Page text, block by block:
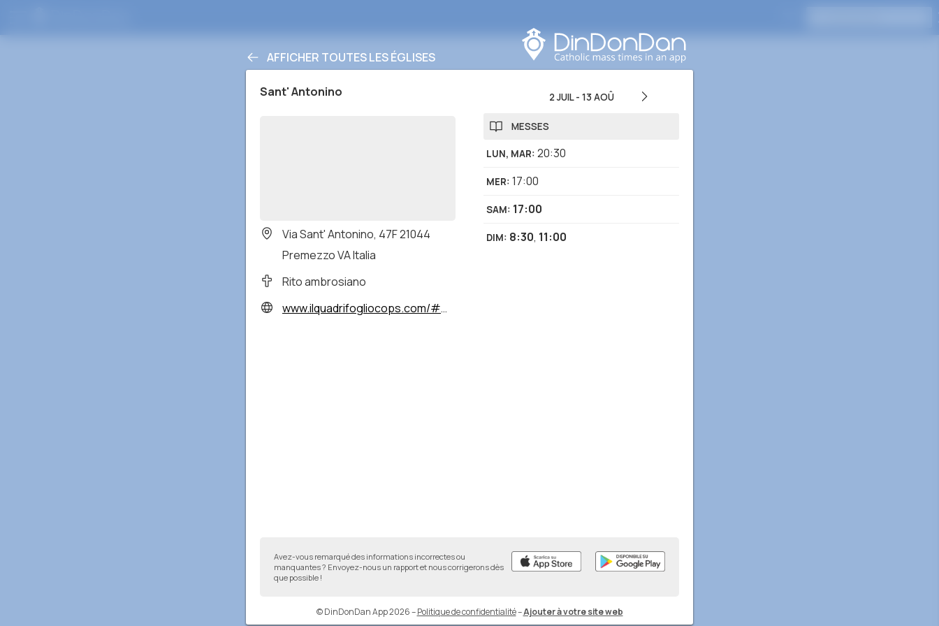
AFFICHER TOUTES LES ÉGLISES
Sant' Antonino
Via Sant' Antonino, 47F 21044
Premezzo VA Italia
Rito ambrosiano
www.ilquadrifogliocops.com/#gsc.tab=0
2 JUIL- 13 AOÛ
MESSES
LUN, MAR: 20:30
MER: 17:00
SAM: 17:00
DIM: 8:30, 11:00
Avez-vous remarqué des informations incorrectes ou
manquantes ? Envoyez-nous un rapport et nous corrigerons dès
que possible !
© DinDonDan App 2026– Politique de confidentialité–Ajouter à votre site web